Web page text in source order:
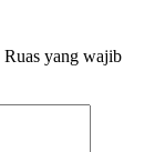
Ruas yang wajib